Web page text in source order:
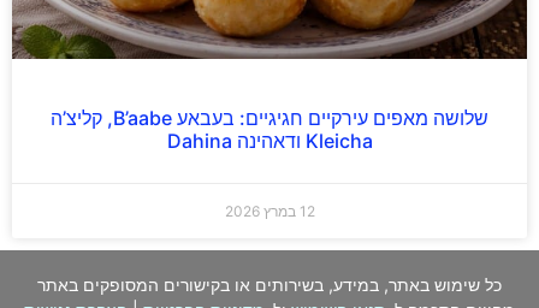
שלושה מאפים עירקיים חגיגיים: בעבאע B’aabe, קליצ’ה
Kleicha ודאהינה Dahina
כל שימוש באתר, במידע, בשירותים או בקישורים המסופקים באתר